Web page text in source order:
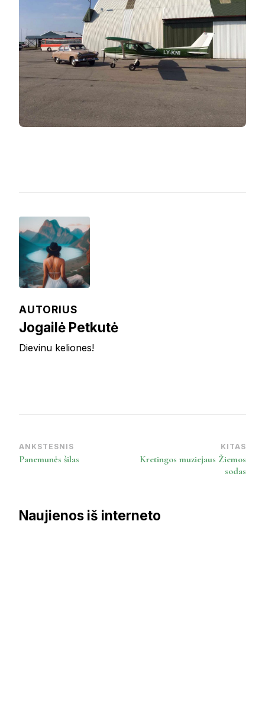
AUTORIUS
Jogailė Petkutė
Dievinu keliones!
Post
Navigation
ANKSTESNIS
Panemunės šilas
KITAS
Kretingos muziejaus Žiemos
sodas
Naujienos iš interneto